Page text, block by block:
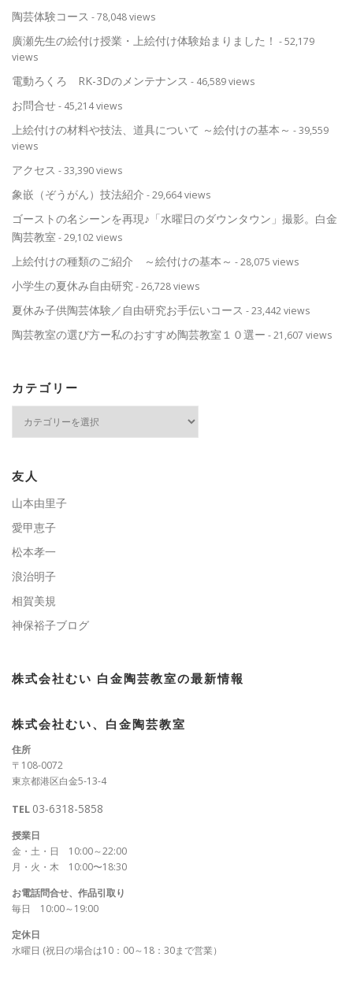
陶芸体験コース - 78,048 views
廣瀬先生の絵付け授業・上絵付け体験始まりました！ - 52,179
views
電動ろくろ RK-3Dのメンテナンス - 46,589 views
お問合せ- 45,214 views
上絵付けの材料や技法、道具について ～絵付けの基本～ - 39,559
views
アクセス - 33,390 views
象嵌（ぞうがん）技法紹介 - 29,664 views
ゴーストの名シーンを再現♪「水曜日のダウンタウン」撮影。白金
陶芸教室 - 29,102 views
上絵付けの種類のご紹介 ～絵付けの基本～ - 28,075 views
小学生の夏休み自由研究- 26,728 views
夏休み子供陶芸体験／自由研究お手伝いコース - 23,442 views
陶芸教室の選び方ー私のおすすめ陶芸教室１０選ー - 21,607 views
カテゴリー
ー
友人
山本由里子
愛甲恵子
松本孝一
浪治明子
相賀美規
神保裕子ブログ
株式会社むい 白金陶芸教室の最新情報
株式会社むい、白金陶芸教室
住所
〒108-0072
東京都港区白金5-13-4
TEL 03-6318-5858
授業日
金・土・日 10:00～22:00
月・火・木 10:00〜18:30
お電話問合せ、作品引取り
毎日 10:00～19:00
定休日
水曜日 (祝日の場合は10：00～18：30まで営業）